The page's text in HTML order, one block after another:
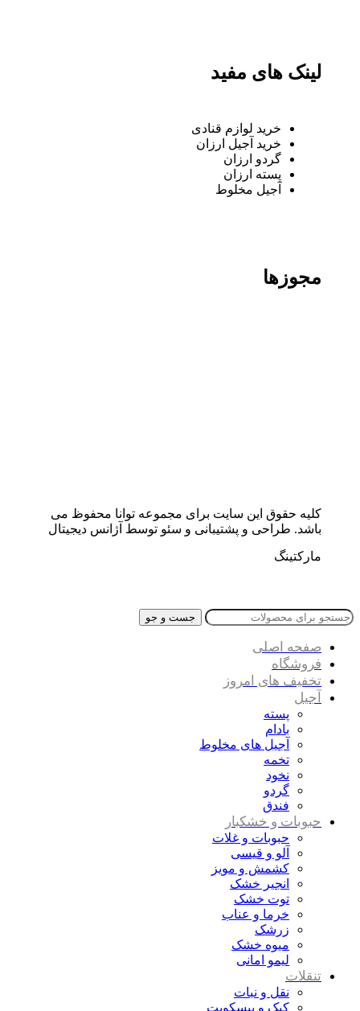
لینک های مفید
خرید لوازم قنادی
خرید آجیل ارزان
گردو ارزان
پسته ارزان
آجیل مخلوط
مجوزها
کلیه حقوق این سایت برای مجموعه توانا محفوظ می
باشد. طراحی و پشتیبانی و سئو توسط آژانس دیجیتال
مارکتینگ
جست و جو
صفحه اصلی
فروشگاه
تخفیف های امروز
آجیل
پسته
بادام
آجیل های مخلوط
تخمه
نخود
گردو
فندق
حبوبات و خشکبار
حبوبات و غلات
آلو و قیسی
کشمش و مویز
انجیر خشک
توت خشک
خرما و عناب
زرشک
میوه خشک
لیمو امانی
تنقلات
نقل و نبات
کیک و بیسکویت